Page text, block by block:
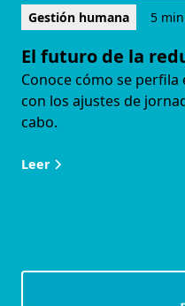
Gestión humana 5
El futuro de la
Conoce cómo se
con los ajustes de
cabo.
Leer